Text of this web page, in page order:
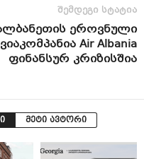
შემდეგი სტატია
ეროვნული
Air Albania
ფინანსურ კრიზისშია
მეტი ავტორი